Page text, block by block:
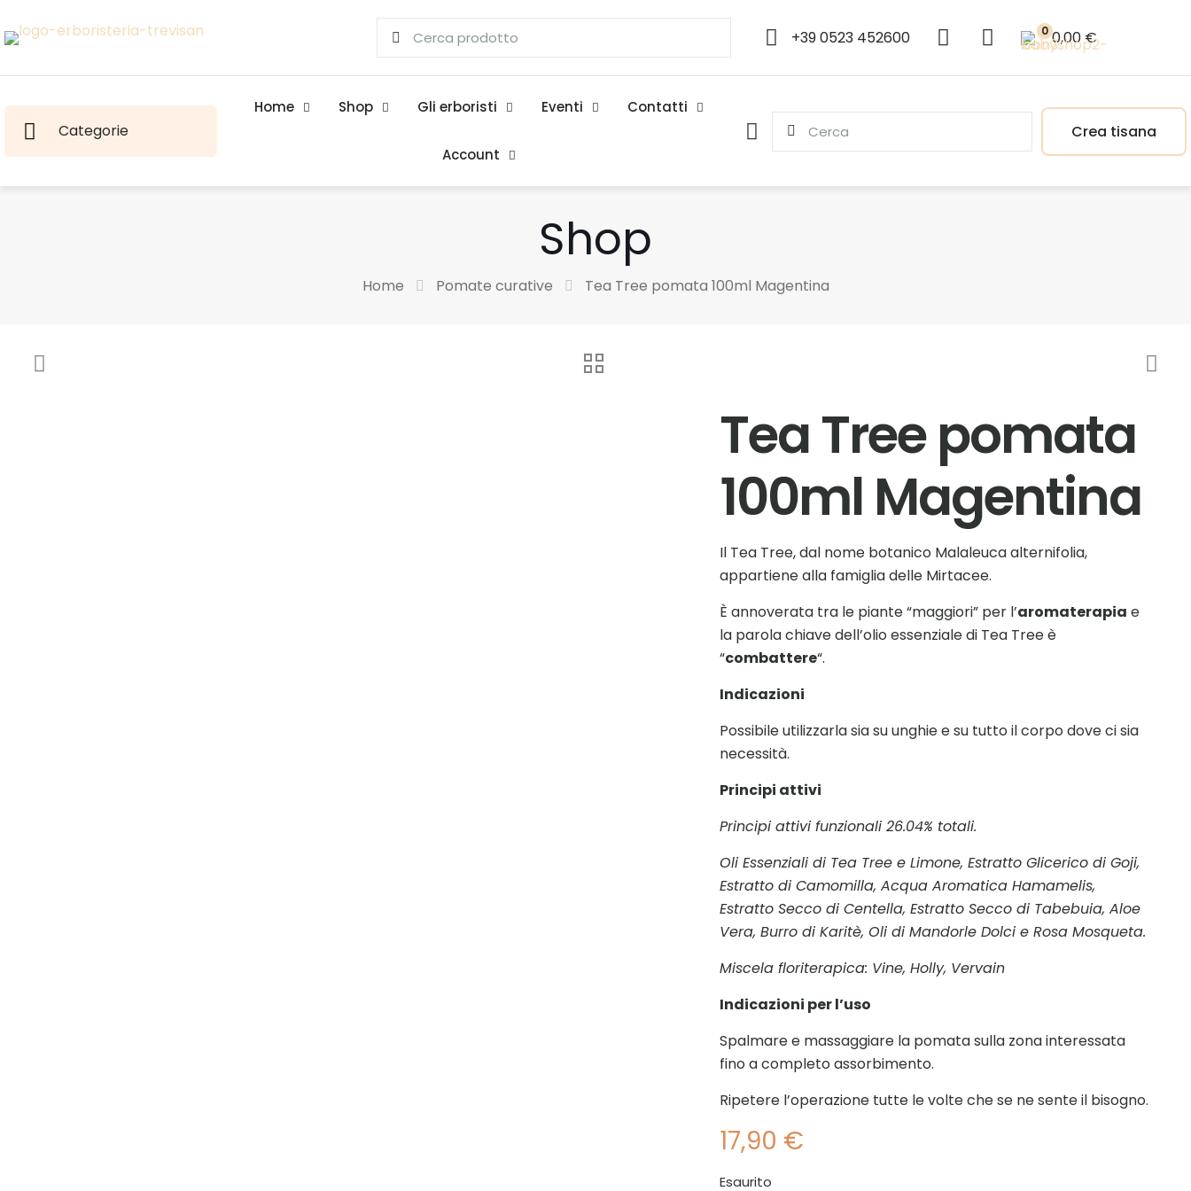
+39 0523 452600 0 0,00 €
Categorie
Home Shop Gli erboristi Eventi Contatti
Account
Crea tisana
Shop
Home Pomate curative Tea Tree pomata 100ml Magentina
Tea Tree pomata
100ml Magentina
Il Tea Tree, dal nome botanico Malaleuca alternifolia,
appartiene alla famiglia delle Mirtacee.
È annoverata tra le piante “maggiori” per l’aromaterapia e
la parola chiave dell’olio essenziale di Tea Tree è
“combattere“.
Indicazioni
Possibile utilizzarla sia su unghie e su tutto il corpo dove ci sia
necessità.
Principi attivi
Principi attivi funzionali 26.04% totali.
Oli Essenziali di Tea Tree e Limone, Estratto Glicerico di Goji,
Estratto di Camomilla, Acqua Aromatica Hamamelis,
Estratto Secco di Centella, Estratto Secco di Tabebuia, Aloe
Vera, Burro di Karitè, Oli di Mandorle Dolci e Rosa Mosqueta.
Miscela floriterapica: Vine, Holly, Vervain
Indicazioni per l’uso
Spalmare e massaggiare la pomata sulla zona interessata
fino a completo assorbimento.
Ripetere l’operazione tutte le volte che se ne sente il bisogno.
17,90 €
Esaurito